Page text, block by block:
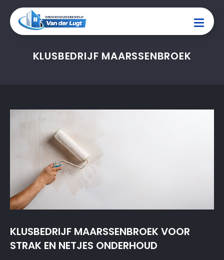
KLUSBEDRIJF MAARSSENBROEK
KLUSBEDRIJF MAARSSENBROEK VOOR
STRAK EN NETJES ONDERHOUD